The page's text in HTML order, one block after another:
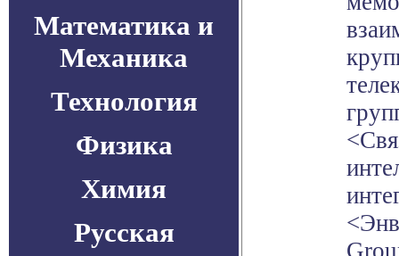
Математика и
Механика
Технология
Физика
Химия
Русская